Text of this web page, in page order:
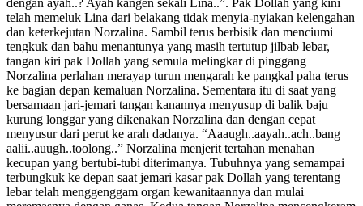
telah memeluk Lina dari belakang tidak menyia-nyiakan kelengahan
dan keterkejutan Norzalina. Sambil terus berbisik dan menciumi
tengkuk dan bahu menantunya yang masih tertutup jilbab lebar,
tangan kiri pak Dollah yang semula melingkar di pinggang
Norzalina perlahan merayap turun mengarah ke pangkal paha terus
ke bagian depan kemaluan Norzalina. Sementara itu di saat yang
bersamaan jari-jemari tangan kanannya menyusup di balik baju
kurung longgar yang dikenakan Norzalina dan dengan cepat
menyusur dari perut ke arah dadanya. “Aaaugh..aayah..ach..bang
aalii..auugh..toolong..” Norzalina menjerit tertahan menahan
kecupan yang bertubi-tubi diterimanya. Tubuhnya yang semampai
terbungkuk ke depan saat jemari kasar pak Dollah yang terentang
lebar telah menggenggam organ kewanitaannya dan mulai